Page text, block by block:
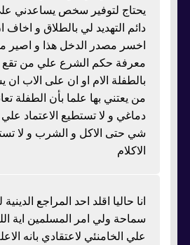
يحتاج لتوفير سخص يساعدني على
دائم التهديد لي بالطلاق و اخاف
اخسر مصدر الدخل هذا و اصير
معرفة حكم الشرع علي من تقع
بالطفلة الام او ان على الاب ان
من يعتني بها علما بأن الطفلة
دماغي و لا تستطيع الاعتماد
شي حتى الاكل و الشرب و لا
الاكلام
انا حاليا اقلد احد المراجع
سماحة ولي امر المسلمين اية
علي الخامنئي لاعتقادي بانه